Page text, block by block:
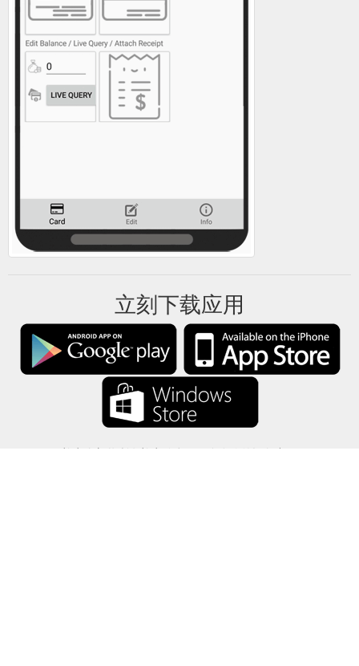
立刻下载应用
礼卡余额将所有礼卡信息仅保存在你的设备中。